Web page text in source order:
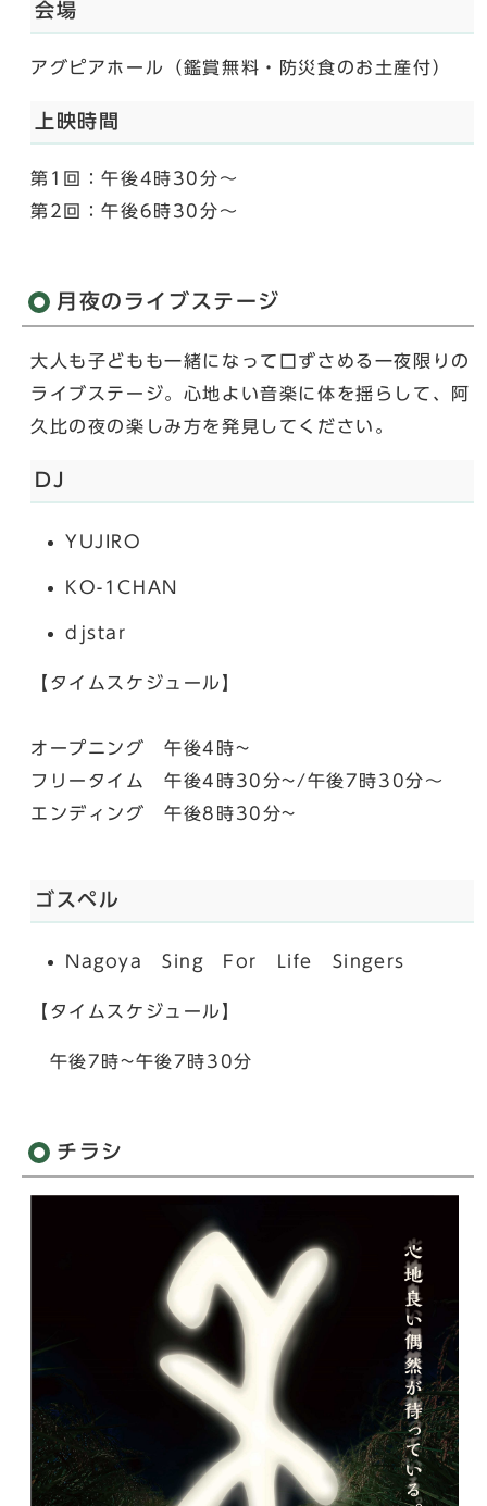
会場
アグピアホール（鑑賞無料・防災食のお土産付）
上映時間
第1回：午後4時30分～
第2回：午後6時30分～
月夜のライブステージ
大人も子どもも一緒になって口ずさめる一夜限りの
ライブステージ。心地よい音楽に体を揺らして、阿
久比の夜の楽しみ方を発見してください。
DJ
YUJIRO
KO-1CHAN
djstar
【タイムスケジュール】
オープニング 午後4時~
フリータイム 午後4時30分~/午後7時30分～
エンディング 午後8時30分~
ゴスペル
Nagoya Sing For Life Singers
【タイムスケジュール】
午後7時~午後7時30分
チラシ